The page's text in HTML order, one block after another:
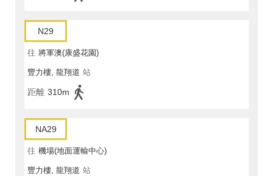
N29
往 將軍澳(康盛花園)
豐力樓, 龍翔道 站
距離 310m
NA29
往 機場(地面運輸中心)
豐力樓, 龍翔道 站